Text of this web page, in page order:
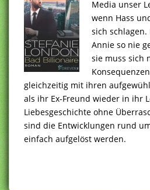
Media unser
wenn Hass
sich
Annie so nie
sie muss sich
gleichzeitig mit ihren
als ihr Ex-Freund wieder in ihr
Liebesgeschichte ohne
sind die Entwicklungen rund
einfach aufgelöst werden.